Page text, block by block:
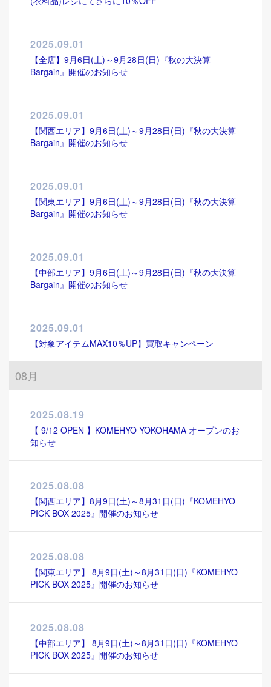
2025.09.01
【全店】9月6日(土)～9月28日(日)『秋の大決算
Bargain』開催のお知らせ
2025.09.01
【関西エリア】9月6日(土)～9月28日(日)『秋の大決算
Bargain』開催のお知らせ
2025.09.01
【関東エリア】9月6日(土)～9月28日(日)『秋の大決算
Bargain』開催のお知らせ
2025.09.01
【中部エリア】9月6日(土)～9月28日(日)『秋の大決算
Bargain』開催のお知らせ
2025.09.01
【対象アイテムMAX10％UP】買取キャンペーン
08月
2025.08.19
【 9/12 OPEN 】KOMEHYO YOKOHAMA オープンのお
知らせ
2025.08.08
【関西エリア】8月9日(土)～8月31日(日)『KOMEHYO
PICK BOX 2025』開催のお知らせ
2025.08.08
【関東エリア】 8月9日(土)～8月31日(日)『KOMEHYO
PICK BOX 2025』開催のお知らせ
2025.08.08
【中部エリア】 8月9日(土)～8月31日(日)『KOMEHYO
PICK BOX 2025』開催のお知らせ